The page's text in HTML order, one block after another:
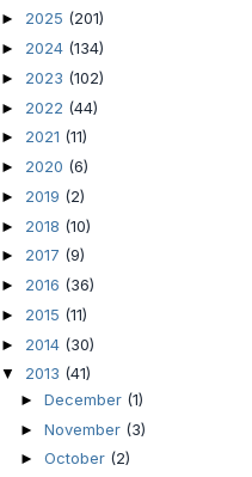
► 2025 (201)
► 2024 (134)
► 2023 (102)
► 2022 (44)
► 2021 (11)
► 2020 (6)
► 2019 (2)
► 2018 (10)
► 2017 (9)
► 2016 (36)
► 2015 (11)
► 2014 (30)
▼ 2013 (41)
► December (1)
► November (3)
► October (2)